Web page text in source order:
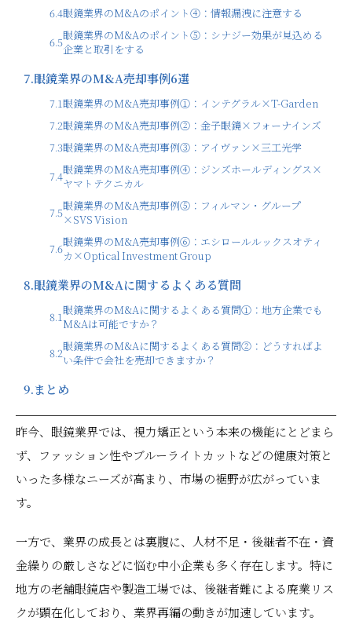
6.4眼鏡業界のM&Aのポイント④：情報漏洩に注意する
6.5眼鏡業界のM&Aのポイント⑤：シナジー効果が見込める
企業と取引をする
7.眼鏡業界のM&A売却事例6選
7.1眼鏡業界のM&A売却事例①：インテグラル×T-Garden
7.2眼鏡業界のM&A売却事例②：金子眼鏡×フォーナインズ
7.3眼鏡業界のM&A売却事例③：アイヴァン×三工光学
7.4眼鏡業界のM&A売却事例④：ジンズホールディングス×
ヤマトテクニカル
7.5眼鏡業界のM&A売却事例⑤：フィルマン・グループ
×SVS Vision
7.6眼鏡業界のM&A売却事例⑥：エシロールルックスオティ
カ×Optical Investment Group
8.眼鏡業界のM&Aに関するよくある質問
8.1眼鏡業界のM&Aに関するよくある質問①：地方企業でも
M&Aは可能ですか？
8.2眼鏡業界のM&Aに関するよくある質問②：どうすればよ
い条件で会社を売却できますか？
9.まとめ
昨今、眼鏡業界では、視力矯正という本来の機能にとどまら
ず、ファッション性やブルーライトカットなどの健康対策と
いった多様なニーズが高まり、市場の裾野が広がっていま
す。
一方で、業界の成長とは裏腹に、人材不足・後継者不在・資
金繰りの厳しさなどに悩む中小企業も多く存在します。特に
地方の老舗眼鏡店や製造工場では、後継者難による廃業リス
クが顕在化しており、業界再編の動きが加速しています。